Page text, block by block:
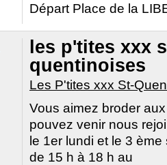
Départ Place de la
les p'tites xxx
quentinoises
Les P'tites xxx St-
Vous aimez broder
pouvez venir nous
le 1er lundi et le 3
de 15 h à 18 h au